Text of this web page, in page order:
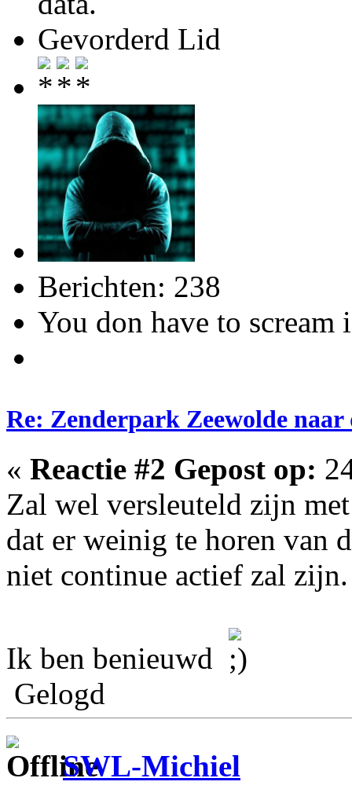
Gevorderd Lid
Berichten: 238
You don have to
Re: Zenderpark Zeewolde naar
« Reactie #2 Gepost op:
Zal wel versleuteld zijn
dat er weinig te horen van
niet continue actief zal zijn.
Ik ben benieuwd
Gelogd
SWL-Michiel